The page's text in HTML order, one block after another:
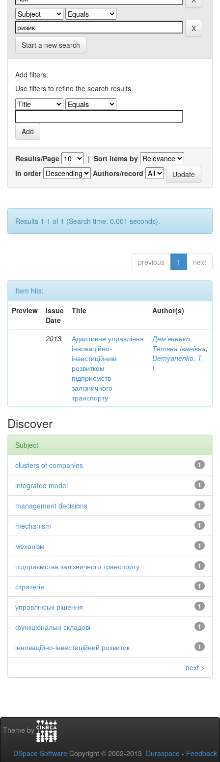
Start a new search
Add filters:
Use filters to refine the search results.
Results/Page | Sort items by
In order
Authors/record
Results 1-1 of 1 (Search time: 0.001 seconds).
previous 1 next
Item hits:
Preview
Issue
Date
Title Author(s)
2013
Адаптивне управління
інноваційно-
інвестиційним
розвитком
підприємств
залізничного
транспорту
Дем’яненко,
Тетяна Іванівна;
Demyanenko, T.
I.
Discover
Subject
1
clusters of companies
1
integrated model
1
management decisions
1
mechanism
1
механізм
1
підприємства залізничного транспорту
1
стратегія
1
управлінські рішення
1
функціональні складові
1
інноваційно-інвестиційний розвиток
next >
Theme by
DSpace Software Copyright © 2002-2013 Duraspace - Feedback